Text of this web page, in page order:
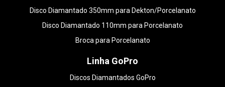
Disco Diamantado 350mm para Dekton/Porcelanato
Disco Diamantado 110mm para Porcelanato
Broca para Porcelanato
Linha GoPro
Discos Diamantados GoPro